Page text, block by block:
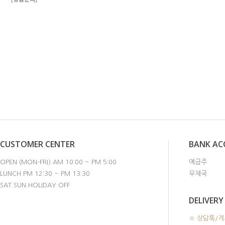
CUSTOMER CENTER
OPEN (MON-FRI) AM 10:00 ~ PM 5:00
LUNCH PM 12:30 ~ PM 13:30
SAT.SUN.HOLIDAY OFF
BANK
예금주
우체국
DELIVERY
※ 상담톡/게